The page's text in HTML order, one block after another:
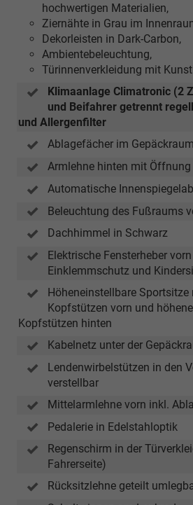
Zukunft
geplante
Funktion.
Zum
Zeitpunkt
der
Fahrzeugauslieferung
ist
Funktion
noch
nicht
verfügbar
und
wird
durch
zukünftiges,
vom
Hersteller
Software-
Update
freigeschaltet.
Verfügbarkeit
der
Funktion
setztaktive
Connect-
hochwertigen Materialien,
Ziernähte in Grau im
Dekorleisten in Dark-Carbon,
Ambientebeleuchtung,
Türinnenverkleidung mit
Klimaanlage Climatronic (2
und Beifahrer getrennt
und Allergenfilter
Ablagefächer im Gepäckraum
Armlehne hinten mit Öffnung
Automatische
Beleuchtung des Fußraums
Dachhimmel in Schwarz
Elektrische Fensterheber
Einklemmschutz und
Höheneinstellbare Sportsitze
Kopfstützen vorn und
Kopfstützen hinten
Kabelnetz unter der
Lendenwirbelstützen in den
verstellbar
Mittelarmlehne vorn inkl.
Pedalerie in Edelstahloptik
Regenschirm in der
Fahrerseite)
Rücksitzlehne geteilt